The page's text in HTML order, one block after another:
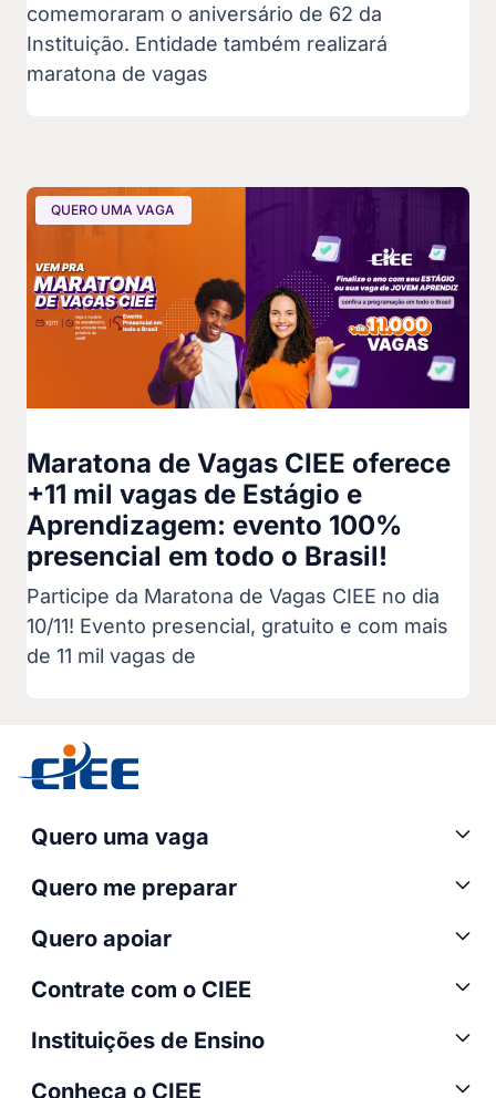
comemoraram o aniversário de 62 da
Instituição. Entidade também realizará
maratona de vagas
QUERO UMA VAGA
Maratona de Vagas CIEE oferece
+11 mil vagas de Estágio e
Aprendizagem: evento 100%
presencial em todo o Brasil!
Participe da Maratona de Vagas CIEE no dia
10/11! Evento presencial, gratuito e com mais
de 11 mil vagas de
Quero uma vaga
Quero me preparar
Quero apoiar
Contrate com o CIEE
Instituições de Ensino
Conheça o CIEE